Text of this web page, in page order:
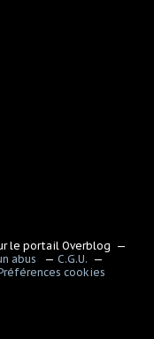
le portail Overblog
abus
C.G.U.
cookies